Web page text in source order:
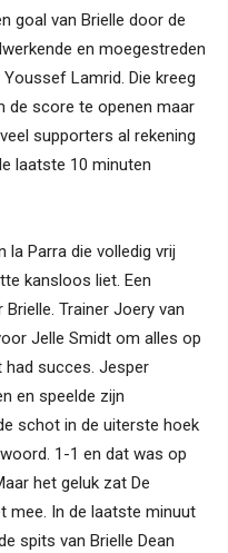
goal van Brielle door de
en moegestreden
Lamrid. Die kreeg
de score te openen maar
supporters al rekening
laatste 10 minuten
la Parra die volledig vrij
kansloos liet. Een
Trainer Joery van
Jelle Smidt om alles op
had succes. Jesper
en speelde zijn
schot in de uiterste hoek
1-1 en dat was op
het geluk zat De
mee. In de laatste minuut
spits van Brielle Dean